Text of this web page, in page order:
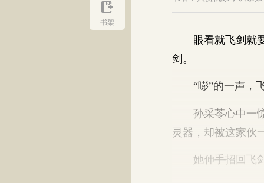
书架
眼看就飞剑就要
剑。
“嘭”的一声，飞
孙采苓心中一惊
灵器，却被这家伙
她伸手招回飞剑